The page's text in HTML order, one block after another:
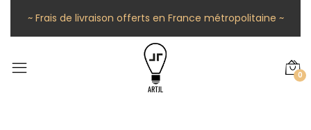
~ Frais de livraison offerts en France métropolitaine ~
0